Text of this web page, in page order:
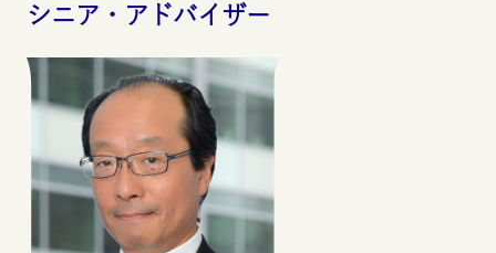
シニア・アドバイザー